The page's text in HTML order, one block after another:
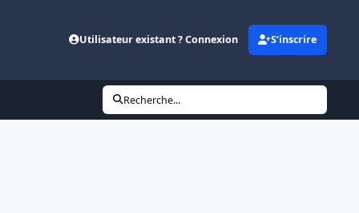
Utilisateur existant ? Connexion S’inscrire
Recherche...